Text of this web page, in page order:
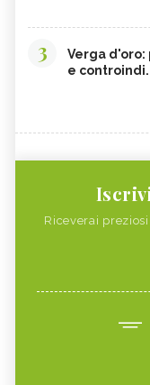
3
Verga d'oro:
e
Riceverai